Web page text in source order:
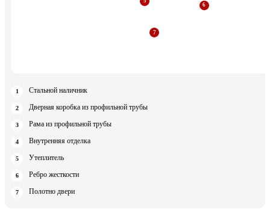
Стальной наличник
Дверная коробка из профильной трубы
Рама из профильной трубы
Внутренняя отделка
Утеплитель
Ребро жесткости
Полотно двери